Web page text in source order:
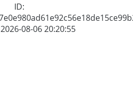
ID:
08-06 20:20:55